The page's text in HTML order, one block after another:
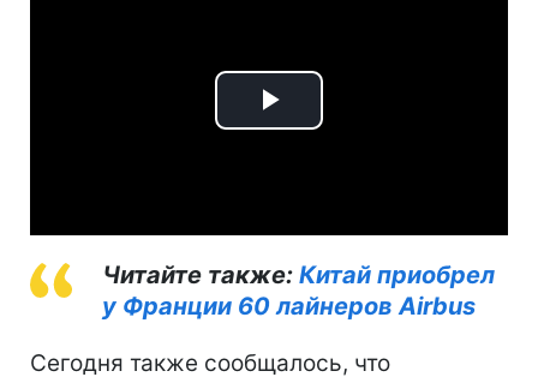
Play
Читайте также: Китай приобрел
у Франции 60 лайнеров Airbus
Сегодня также сообщалось, что